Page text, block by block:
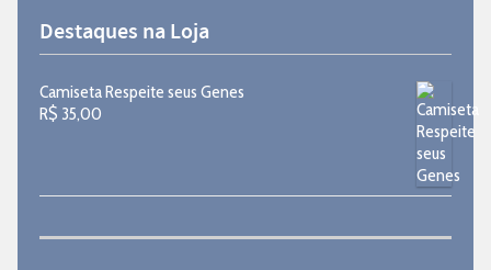
Destaques na Loja
Camiseta Respeite seus Genes
R$ 35,00